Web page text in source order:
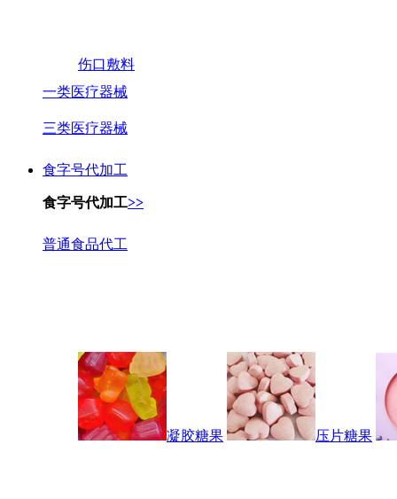
伤口敷料
一类医疗器械
三类医疗器械
食字号代加工
食字号代加工>>
普通食品代工
凝胶糖果 压片糖果